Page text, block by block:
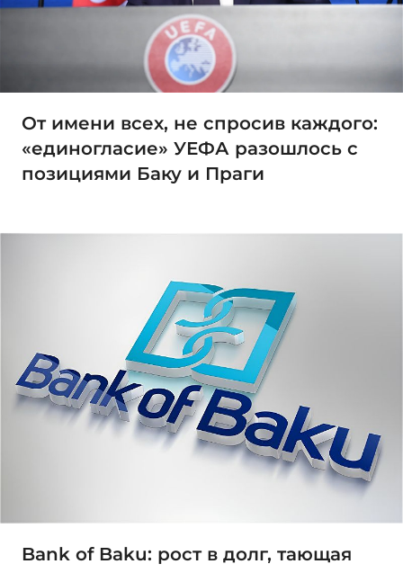
От имени всех, не спросив каждого:
«единогласие» УЕФА разошлось с
позициями Баку и Праги
Bank of Baku: рост в долг, тающая